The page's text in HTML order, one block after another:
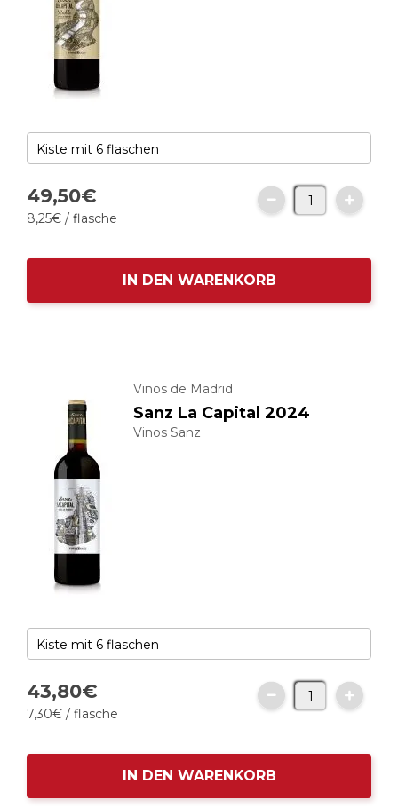
49,50€
8,25€ / flasche
IN DEN WARENKORB
Vinos de Madrid
Sanz La Capital 2024
Vinos Sanz
43,80€
7,30€ / flasche
IN DEN WARENKORB